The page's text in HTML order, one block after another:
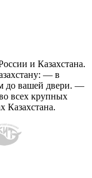
и Казахстана.
— в
до вашей двери. —
всех крупных
Казахстана.